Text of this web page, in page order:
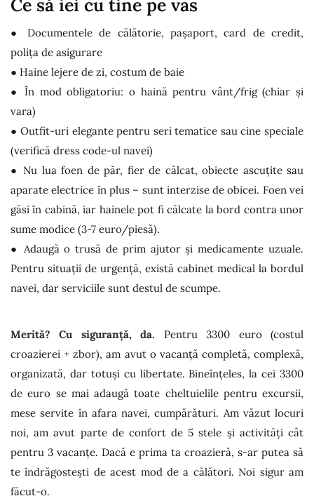
Ce să iei cu tine pe vas
● Documentele de călătorie, pașaport, card de credit,
polița de asigurare
● Haine lejere de zi, costum de baie
● În mod obligatoriu: o haină pentru vânt/frig (chiar și
vara)
● Outfit-uri elegante pentru seri tematice sau cine speciale
(verifică dress code-ul navei)
● Nu lua foen de păr, fier de călcat, obiecte ascuțite sau
aparate electrice în plus – sunt interzise de obicei. Foen vei
găsi în cabină, iar hainele pot fi călcate la bord contra unor
sume modice (3-7 euro/piesă).
● Adaugă o trusă de prim ajutor și medicamente uzuale.
Pentru situații de urgență, există cabinet medical la bordul
navei, dar serviciile sunt destul de scumpe.
Merită? Cu siguranță, da. Pentru 3300 euro (costul
croazierei + zbor), am avut o vacanță completă, complexă,
organizată, dar totuși cu libertate. Bineînțeles, la cei 3300
de euro se mai adaugă toate cheltuielile pentru excursii,
mese servite în afara navei, cumpărături. Am văzut locuri
noi, am avut parte de confort de 5 stele și activități cât
pentru 3 vacanțe. Dacă e prima ta croazieră, s-ar putea să
te îndrăgostești de acest mod de a călători. Noi sigur am
făcut-o.